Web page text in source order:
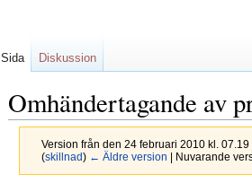
Omhändertagande av
Version från den 24 februari 2010 kl.
(skillnad) ← Äldre version | Nuvarande
Sida Diskussion